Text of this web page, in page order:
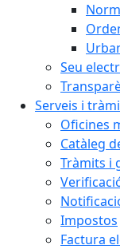
Seu
Serveis i
Oficines
Catàleg
Tràmits i
Impostos
Factura